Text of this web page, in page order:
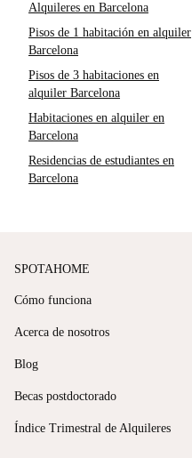
Alquileres en Barcelona
Pisos de 1 habitación en alquiler
Barcelona
Pisos de 3 habitaciones en
alquiler Barcelona
Habitaciones en alquiler en
Barcelona
Residencias de estudiantes en
Barcelona
SPOTAHOME
Cómo funciona
Acerca de nosotros
Blog
Becas postdoctorado
Índice Trimestral de Alquileres